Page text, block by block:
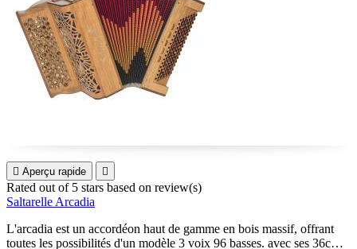
 Aperçu rapide 
Rated out of 5 stars based on review(s)
Saltarelle Arcadia
L'arcadia est un accordéon haut de gamme en bois massif, offrant
toutes les possibilités d'un modèle 3 voix 96 basses. avec ses 36cm